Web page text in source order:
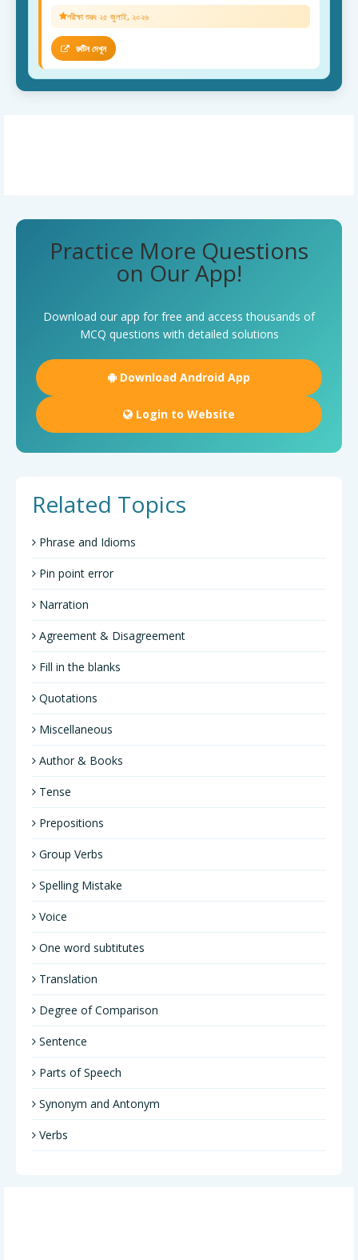
পরীক্ষা শুরুঃ ২৫ জুলাই, ২০২৬
রুটিন দেখুন
Practice More Questions
on Our App!
Download our app for free and access thousands of
MCQ questions with detailed solutions
Download Android App
Login to Website
Related Topics
Phrase and Idioms
Pin point error
Narration
Agreement & Disagreement
Fill in the blanks
Quotations
Miscellaneous
Author & Books
Tense
Prepositions
Group Verbs
Spelling Mistake
Voice
One word subtitutes
Translation
Degree of Comparison
Sentence
Parts of Speech
Synonym and Antonym
Verbs